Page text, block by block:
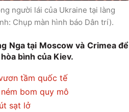
người lái của Ukraine tại làng
Chụp màn hình báo Dân trí).
Nga tại Moscow và Crimea để
bình của Kiev.
tầm quốc tế
bom quy mô
sạt lở